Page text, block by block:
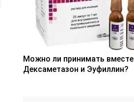
Можно ли принимать вместе
Дексаметазон и Эуфиллин?